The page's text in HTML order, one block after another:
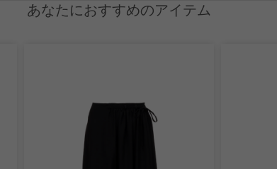
あなたにおすすめのアイテム